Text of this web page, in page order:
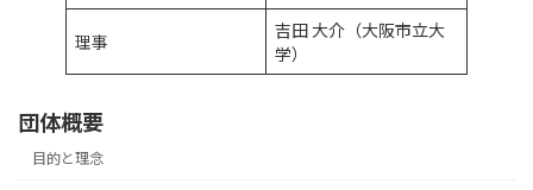
理事
吉田 大介（大阪市立大
学）
団体概要
目的と理念